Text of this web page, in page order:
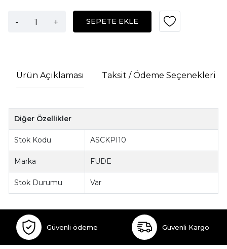
- + SEPETE EKLE
Ürün Açıklaması Taksit / Ödeme Seçenekleri
Diğer Özellikler
Stok Kodu ASCKPI10
Marka FUDE
Stok Durumu Var
Güvenli ödeme Güvenli Kargo